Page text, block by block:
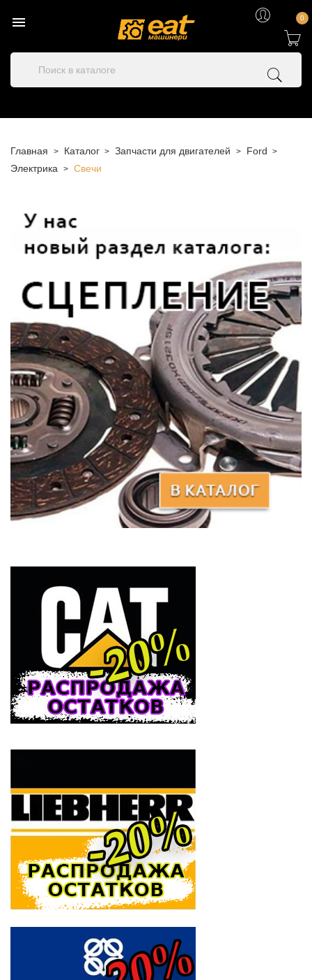
 0
Главная Каталог Запчасти для двигателей
Ford
Электрика
Свечи